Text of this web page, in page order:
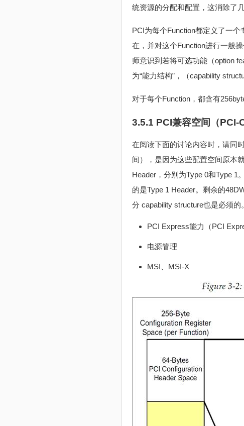
统资源的分配和配置，这消除了
PCI为每个Function都定义了一
在，并对这个Function进行一般
师意识到若将可选功能（option
为“能力结构”，（capability
对于每个Function，都含有
3.5.1 PCI兼容空间（PCI-
在阅读下面的讨论内容时，请同
间），是因为这些配置空间原本
Header，分别为Type 0和Type 1
的是Type 1 Header。剩余的
分 capability structure也是必须的
PCI Express能力（PCI
电源管理
MSI、MSI-X